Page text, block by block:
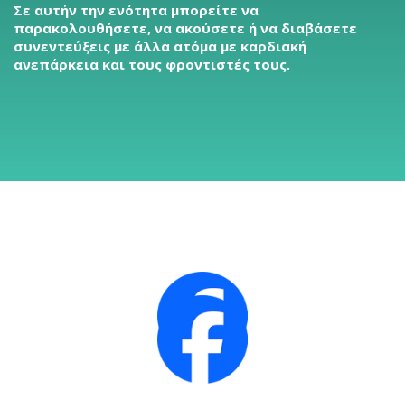
Σε αυτήν την ενότητα μπορείτε να
παρακολουθήσετε, να ακούσετε ή να διαβάσετε
συνεντεύξεις με άλλα ατόμα με καρδιακή
ανεπάρκεια και τους φροντιστές τους.